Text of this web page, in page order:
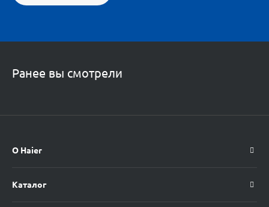
Ранее вы смотрели
О Haier
Каталог